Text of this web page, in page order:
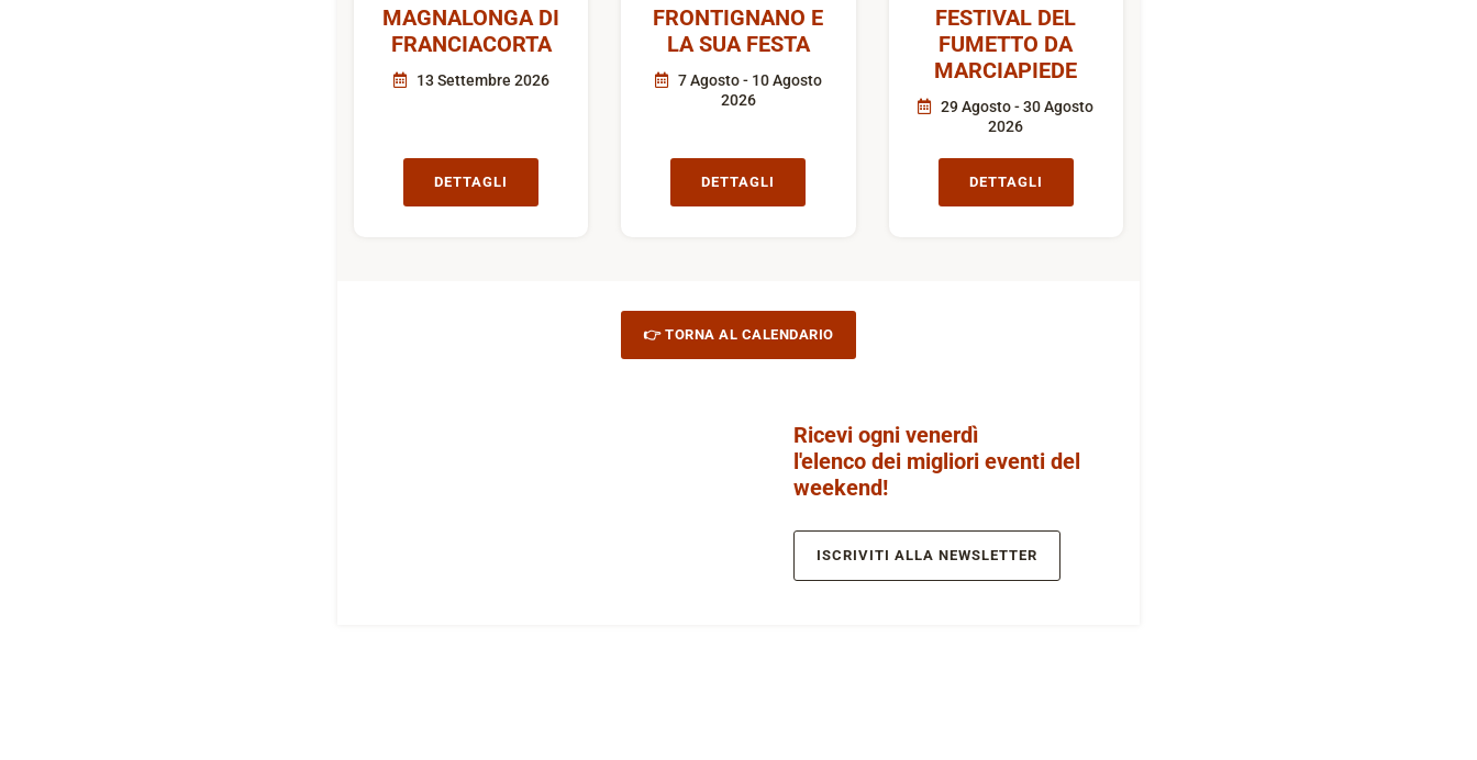
MAGNALONGA DI
FRANCIACORTA
13 Settembre 2026
DETTAGLI
FRONTIGNANO E
LA SUA FESTA
7 Agosto - 10 Agosto
2026
DETTAGLI
FESTIVAL DEL
FUMETTO DA
MARCIAPIEDE
29 Agosto - 30 Agosto
2026
DETTAGLI
👉 TORNA AL CALENDARIO
Ricevi ogni venerdì
l'elenco dei migliori eventi del
weekend!
ISCRIVITI ALLA NEWSLETTER